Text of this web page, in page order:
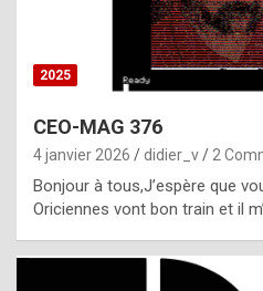
o
r
p
e
c
i
2025
CEO-MAG 376
4 janvier 2026 didier_v 2
Bonjour à tous,J’espère que
Oriciennes vont bon train et il